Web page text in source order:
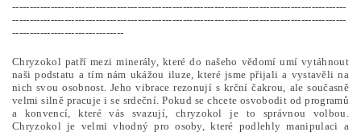
------------------------------------------------------------------------------------------------
------------------------------------------------------------------------------------------------
--------------------------------
Chryzokol patří mezi minerály, které do našeho vědomí umí vytáhnout
naši podstatu a tím nám ukážou iluze, které jsme přijali a vystavěli na
nich svou osobnost. Jeho vibrace rezonují s krční čakrou, ale současně
velmi silně pracuje i se srdeční. Pokud se chcete osvobodit od programů
a konvencí, které vás svazují, chryzokol je to správnou volbou.
Chryzokol je velmi vhodný pro osoby, které podlehly manipulaci a